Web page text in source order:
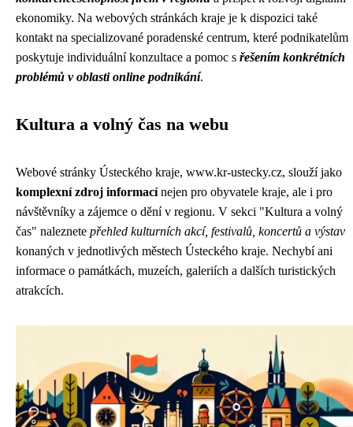
ekonomiky. Na webových stránkách kraje je k dispozici také
kontakt na specializované poradenské centrum, které podnikatelům
poskytuje individuální konzultace a pomoc s řešením konkrétních
problémů v oblasti online podnikání.
Kultura a volný čas na webu
Webové stránky Ústeckého kraje, www.kr-ustecky.cz, slouží jako
komplexní zdroj informacínejen pro obyvatele kraje, ale i pro
návštěvníky a zájemce o dění v regionu. V sekci "Kultura a volný
čas" naleznete přehled kulturních akcí, festivalů, koncertů a výstav
konaných v jednotlivých městech Ústeckého kraje. Nechybí ani
informace o památkách, muzeích, galeriích a dalších turistických
atrakcích.